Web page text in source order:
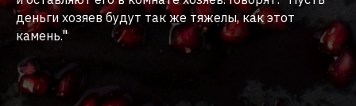
деньги хозяев будут так же тяжелы, как этот
камень."